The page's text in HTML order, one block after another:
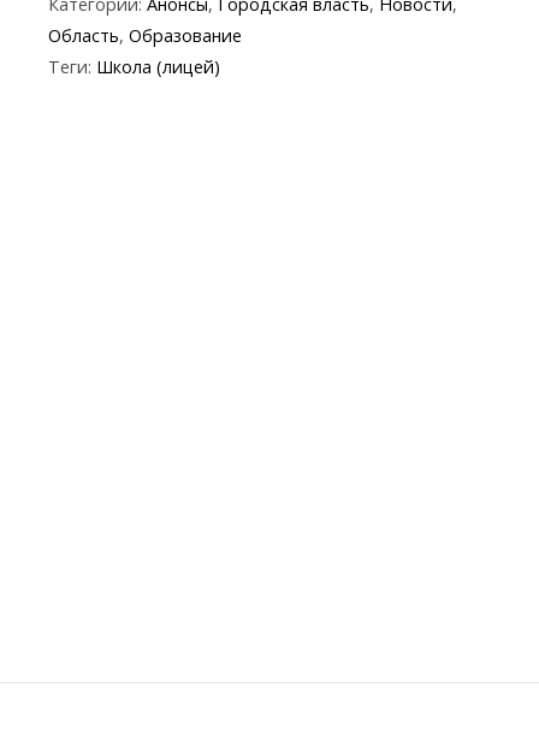
e
b
itt
er
e
gr
er at y t ai
Область, Образование
Теги: Школа (лицей)